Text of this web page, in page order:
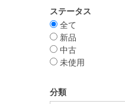
ステータス
全て
新品
中古
未使用
分類